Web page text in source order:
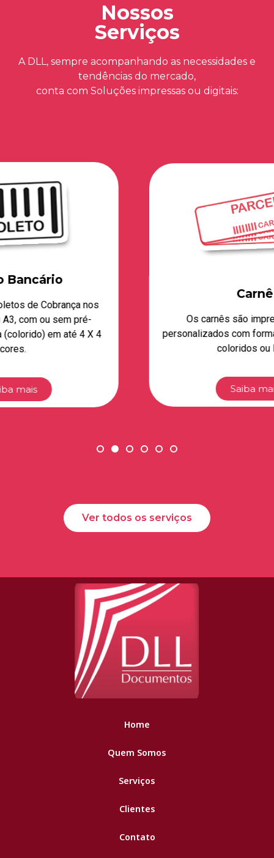
Nossos
Serviços
A DLL, sempre acompanhando as necessidades e
tendências do mercado,
conta com Soluções impressas ou digitais:
Os carnês são impressos 100%
personalizados com formatações variadas,
Saiba mais
Ver todos os serviços
Home
Quem Somos
Serviços
Clientes
Contato